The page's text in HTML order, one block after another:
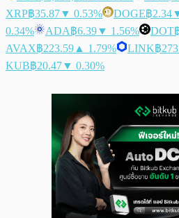
XRP฿35.87▼ 0.53% DOGE฿2.34
0.34%
ADA฿6.39▼ 1.56% DOT
AVAX฿223.59 ▲ 1.79% LINK฿
KUB฿20.47▼ 0.30%